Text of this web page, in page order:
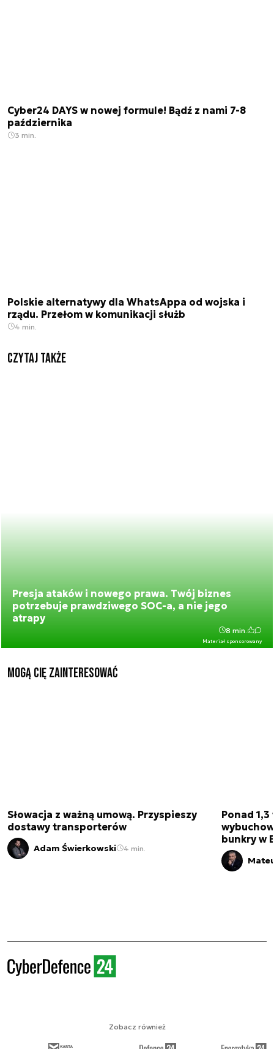
Cyber24 DAYS w nowej formule! Bądź z nami 7-8
października
3 min.
Polskie alternatywy dla WhatsAppa od wojska i
rządu. Przełom w komunikacji służb
4 min.
Czytaj także
Presja ataków i nowego prawa. Twój biznes
potrzebuje prawdziwego SOC-a, a nie jego
atrapy
Materiał sponsorowany
8 min.
Mogą Cię zainteresować
Słowacja z ważną umową. Przyspieszy
dostawy transporterów
Adam Świerkowski 4 min.
Ponad
bunkry w
Zobacz również